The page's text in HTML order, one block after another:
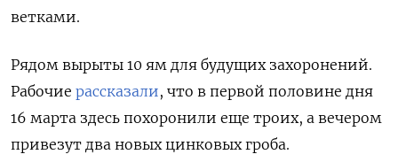
ветками.
Рядом вырыты 10 ям для будущих захоронений.
Рабочие рассказали, что в первой половине дня
16 марта здесь похоронили еще троих, а вечером
привезут два новых цинковых гроба.